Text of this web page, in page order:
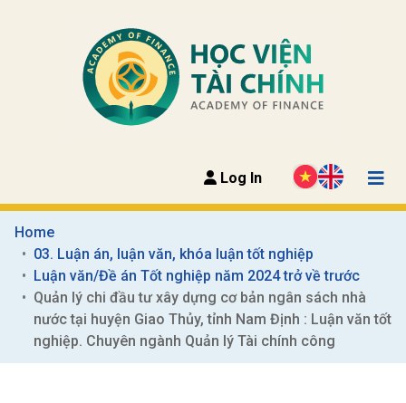
Log In
Home
03. Luận án, luận văn, khóa luận tốt nghiệp
Luận văn/Đề án Tốt nghiệp năm 2024 trở về trước
Quản lý chi đầu tư xây dựng cơ bản ngân sách nhà
nước tại huyện Giao Thủy, tỉnh Nam Định : Luận văn tốt
nghiệp. Chuyên ngành Quản lý Tài chính công